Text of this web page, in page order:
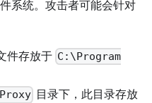
系统。攻击者可能会针对
件存放于 C:\Program
目录下，此目录存放